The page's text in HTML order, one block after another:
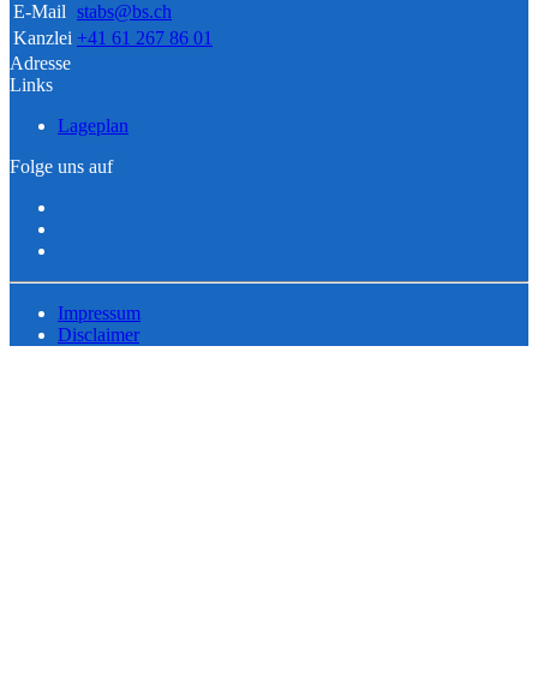
E-Mail stabs@bs.ch
Kanzlei +41 61 267 86 01
Adresse
Links
Lageplan
Folge uns auf
Impressum
Disclaimer